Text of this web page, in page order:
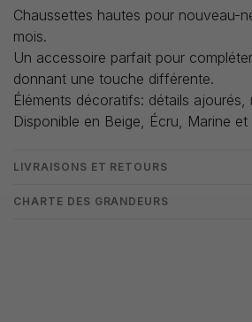
Chaussettes hautes pour nouveau-
mois.
Un accessoire parfait pour
donnant une touche différente.
Éléments décoratifs: détails
Disponible en Beige, Écru, Marine et
LIVRAISONS ET RETOURS
CHARTE DES GRANDEURS